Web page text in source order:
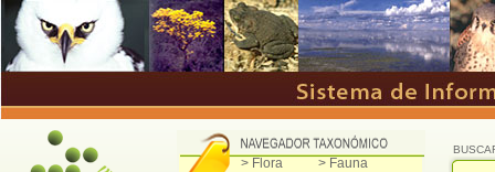
> Flora
> Fauna